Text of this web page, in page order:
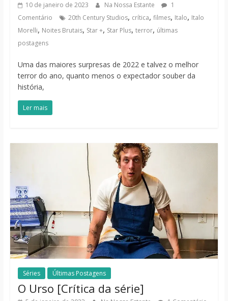
10 de janeiro de 2023 Na Nossa Estante
1
Comentário
20th Century Studios, crítica, filmes, Italo, Italo
Morelli, Noites Brutais, Star +, Star Plus, terror, últimas
postagens
Uma das maiores surpresas de 2022 e talvez o melhor
terror do ano, quanto menos o expectador souber da
história,
Ler mais
Séries Últimas Postagens
O Urso [Crítica da série]